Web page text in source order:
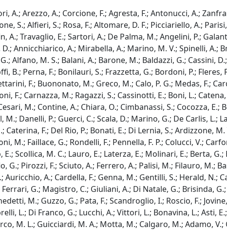
A.; Arezzo, A.; Corcione, F.; Agresta, F.; Antonucci, A.;
S.; Alfieri, S.; Rosa, F.; Altomare, D. F.; Picciariello, A.;
Travaglio, E.; Sartori, A.; De Palma, M.; Angelini, P.;
Annicchiarico, A.; Mirabella, A.; Marino, M. V.; Spinelli, A.;
Alfano, M. S.; Balani, A.; Barone, M.; Baldazzi, G.; Cassini,
B.; Perna, F.; Bonilauri, S.; Frazzetta, G.; Bordoni, P.;
F.; Buononato, M.; Greco, M.; Calo, P. G.; Medas, F.;
F.; Carnazza, M.; Ragazzi, S.; Cassinotti, E.; Boni, L.;
M.; Contine, A.; Chiara, O.; Cimbanassi, S.; Cocozza, E.;
Danelli, P.; Guerci, C.; Scala, D.; Marino, G.; De Carlis, L.;
F.; Del Rio, P.; Bonati, E.; Di Lernia, S.; Ardizzone, M.
M.; Faillace, G.; Rondelli, F.; Pennella, F. P.; Colucci, V.;
Scollica, M. C.; Lauro, E.; Laterza, E.; Molinari, E.; Berta,
G.; Pirozzi, F.; Sciuto, A.; Ferrero, A.; Palisi, M.; Filauro, M.;
A.; Cardella, F.; Genna, M.; Gentilli, S.; Herald, N.;
G.; Magistro, C.; Giuliani, A.; Di Natale, G.; Brisinda,
M.; Guzzo, G.; Pata, F.; Scandroglio, I.; Roscio, F.;
L.; Di Franco, G.; Lucchi, A.; Vittori, L.; Bonavina, L.; Asti,
M. L.; Guicciardi, M. A.; Motta, M.; Calgaro, M.; Adamo,